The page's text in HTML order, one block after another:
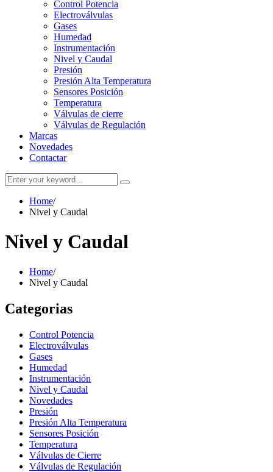
Control Potencia
Electroválvulas
Gases
Humedad
Instrumentación
Nivel y Caudal
Presión
Presión Alta Temperatura
Sensores Posición
Temperatura
Válvulas de cierre
Válvulas de Regulación
Marcas
Novedades
Contactar
Home/
Nivel y Caudal
Nivel y Caudal
Home/
Nivel y Caudal
Categorias
Control Potencia
Electroválvulas
Gases
Humedad
Instrumentación
Nivel y Caudal
Novedades
Presión
Presión Alta Temperatura
Sensores Posición
Temperatura
Válvulas de Cierre
Válvulas de Regulación